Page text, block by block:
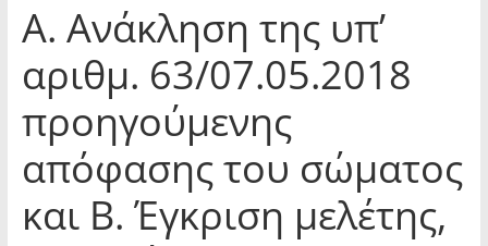
Α. Ανάκληση της υπ’
αριθμ. 63/07.05.2018
προηγούμενης
απόφασης του σώματος
και Β. Έγκριση μελέτης,